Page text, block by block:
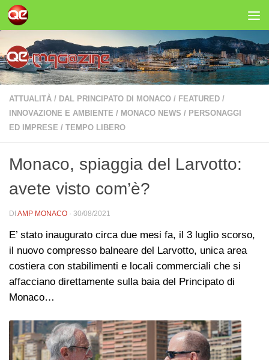
Salta al contenuto
ATTUALITÀ / DAL PRINCIPATO DI MONACO / FEATURED /
INNOVAZIONE E AMBIENTE / MONACO NEWS / PERSONAGGI
ED IMPRESE / TEMPO LIBERO
Monaco, spiaggia del Larvotto:
avete visto com’è?
DI AMP MONACO · 30/08/2021
E’ stato inaugurato circa due mesi fa, il 3 luglio scorso,
il nuovo compresso balneare del Larvotto, unica area
costiera con stabilimenti e locali commerciali che si
affacciano direttamente sulla baia del Principato di
Monaco…